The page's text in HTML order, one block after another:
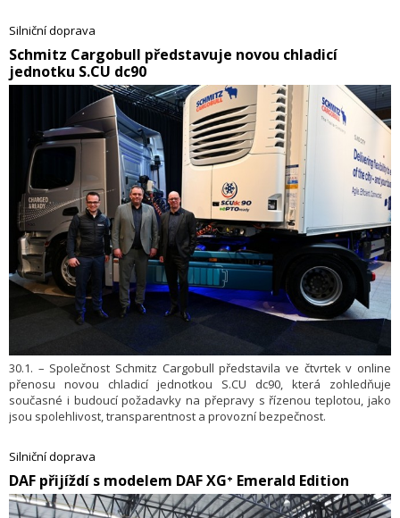
zprávě.
Silniční doprava
​Schmitz Cargobull představuje novou chladicí
jednotku S.CU dc90
30.1. – Společnost Schmitz Cargobull představila ve čtvrtek v online
přenosu novou chladicí jednotkou S.CU dc90, která zohledňuje
současné i budoucí požadavky na přepravy s řízenou teplotou, jako
jsou spolehlivost, transparentnost a provozní bezpečnost.
Silniční doprava
DAF přijíždí s modelem DAF XG⁺ Emerald Edition